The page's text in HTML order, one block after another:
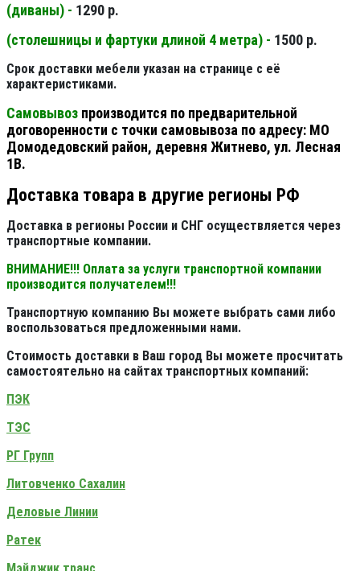
(диваны) - 1290 р.
(столешницы и фартуки длиной 4 метра) - 1500 р.
Срок доставки мебели указан на странице с её
характеристиками.
Самовывоз производится по предварительной
договоренности с точки самовывоза по адресу: МО
Домодедовский район, деревня Житнево, ул. Лесная
1В.
Доставка товара в другие регионы РФ
Доставка в регионы России и СНГ осуществляется через
транспортные компании.
ВНИМАНИЕ!!! Оплата за услуги транспортной компании
производится получателем!!!
Транспортную компанию Вы можете выбрать сами либо
воспользоваться предложенными нами.
Стоимость доставки в Ваш город Вы можете просчитать
самостоятельно на сайтах транспортных компаний:
ПЭК
ТЭС
РГ Групп
Литовченко Сахалин
Деловые Линии
Ратек